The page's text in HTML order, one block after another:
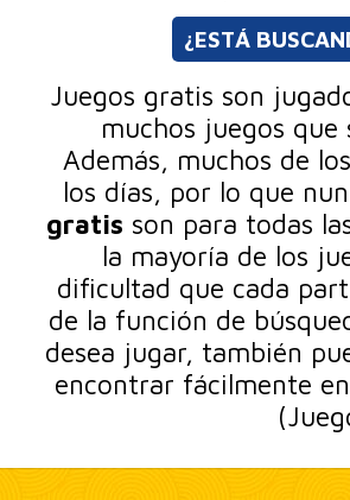
¿ESTÁ
Juegos gratis son
muchos juegos
Además, muchos de
los días, por lo que
gratis son para todas
la mayoría de los
dificultad que cada
de la función de
desea jugar, también
encontrar fácilmente